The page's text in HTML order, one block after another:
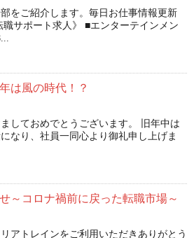
をご紹介します。毎日お仕事情報更新
職サポート求人》 ■エンターテインメン
は風の時代！？
しておめでとうございます。 旧年中は
なり、社員一同心より御礼申し上げま
～コロナ禍前に戻った転職市場～
アトレインをご利用いただきありがとう